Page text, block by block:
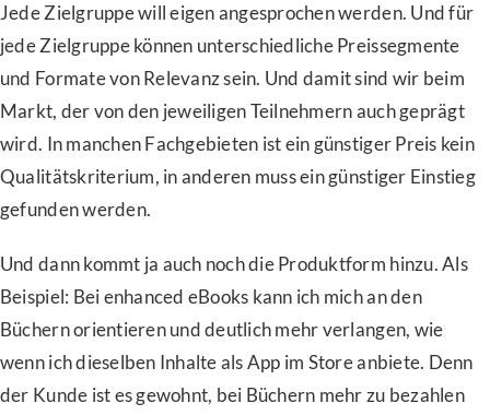
Jede Zielgruppe will eigen angesprochen werden. Und für
jede Zielgruppe können unterschiedliche Preissegmente
und Formate von Relevanz sein. Und damit sind wir beim
Markt, der von den jeweiligen Teilnehmern auch geprägt
wird. In manchen Fachgebieten ist ein günstiger Preis kein
Qualitätskriterium, in anderen muss ein günstiger Einstieg
gefunden werden.
Und dann kommt ja auch noch die Produktform hinzu. Als
Beispiel: Bei enhanced eBooks kann ich mich an den
Büchern orientieren und deutlich mehr verlangen, wie
wenn ich dieselben Inhalte als App im Store anbiete. Denn
der Kunde ist es gewohnt, bei Büchern mehr zu bezahlen